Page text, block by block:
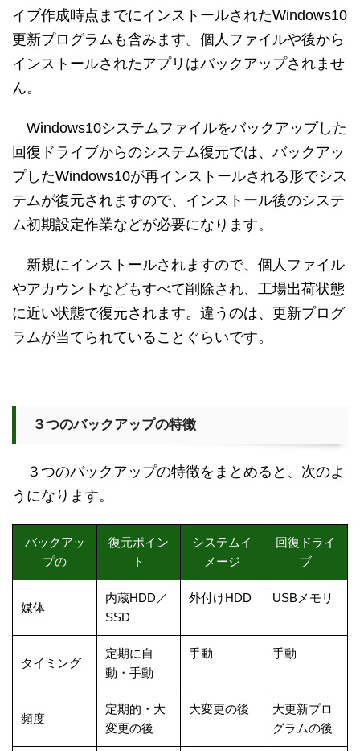
イブ作成時点までにインストールされたWindows10
更新プログラムも含みます。個人ファイルや後から
インストールされたアプリはバックアップされませ
ん。
Windows10システムファイルをバックアップした
回復ドライブからのシステム復元では、バックアッ
プしたWindows10が再インストールされる形でシス
テムが復元されますので、インストール後のシステ
ム初期設定作業などが必要になります。
新規にインストールされますので、個人ファイル
やアカウントなどもすべて削除され、工場出荷状態
に近い状態で復元されます。違うのは、更新プログ
ラムが当てられていることぐらいです。
３つのバックアップの特徴
３つのバックアップの特徴をまとめると、次のよ
うになります。
バックアッ
プの
復元ポイン
ト
システムイ
メージ
回復ドライ
ブ
媒体
内蔵HDD／
SSD
外付けHDD USBメモリ
タイミング
定期に自
動・手動
手動 手動
頻度
定期的・大
変更の後
大変更の後
大更新プロ
グラムの後